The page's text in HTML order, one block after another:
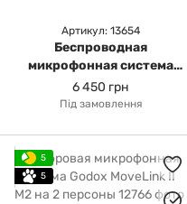
Артикул: 13654
Беспроводная
микрофонная система
Godox WMicS1 (на 2
персоны) (3.5 мм)
6 450 грн
Під замовлення
5
5